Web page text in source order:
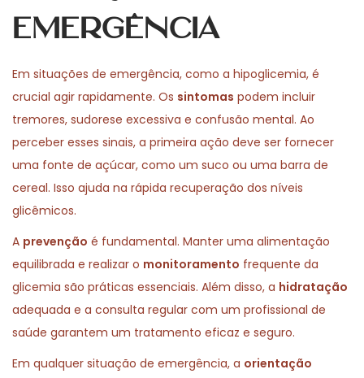
Emergência
Em situações de emergência, como a hipoglicemia, é
crucial agir rapidamente. Os sintomas podem incluir
tremores, sudorese excessiva e confusão mental. Ao
perceber esses sinais, a primeira ação deve ser fornecer
uma fonte de açúcar, como um suco ou uma barra de
cereal. Isso ajuda na rápida recuperação dos níveis
glicêmicos.
A prevenção é fundamental. Manter uma alimentação
equilibrada e realizar o monitoramento frequente da
glicemia são práticas essenciais. Além disso, a hidratação
adequada e a consulta regular com um profissional de
saúde garantem um tratamento eficaz e seguro.
Em qualquer situação de emergência, a orientação